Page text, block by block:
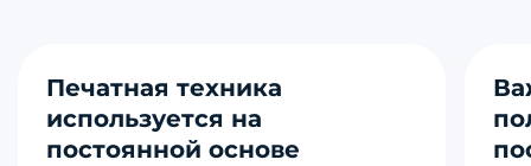
Печатная техника
используется на
постоянной основе